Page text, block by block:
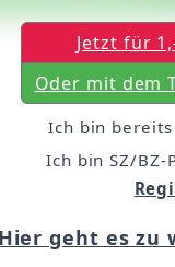
Jetzt für
Oder mit dem
Ich bin bereits
Ich bin SZ/BZ-
Hier geht es zu